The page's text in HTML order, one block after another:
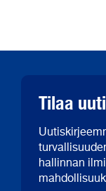
Tilaa
hallinnan